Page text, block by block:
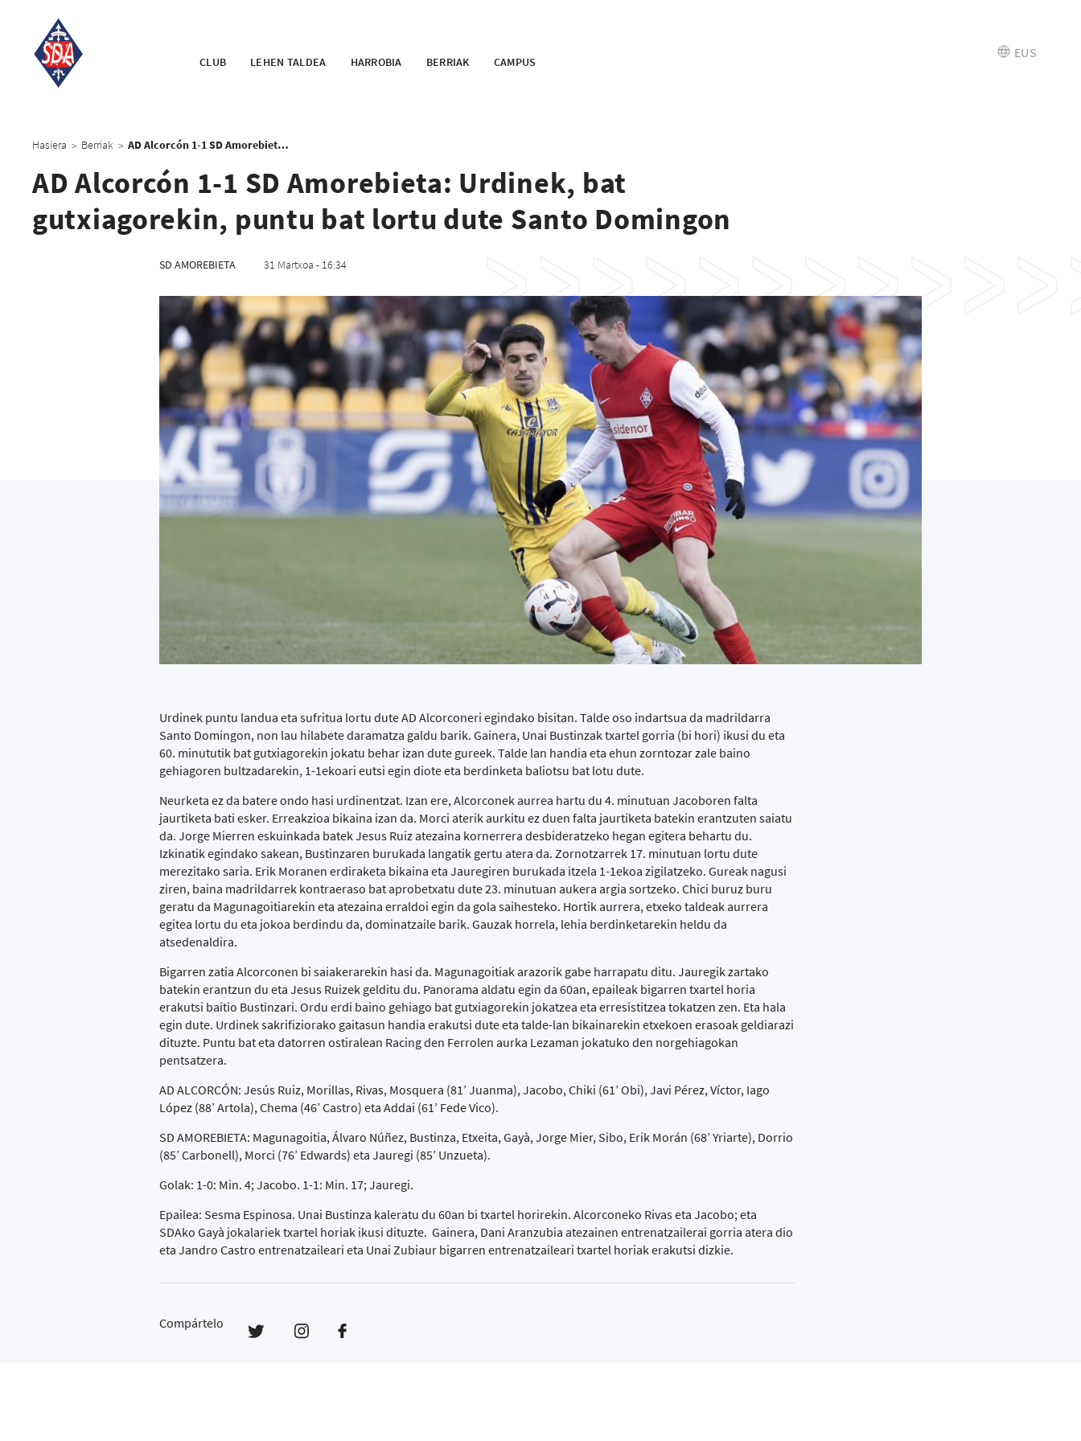
CLUB LEHEN TALDEA HARROBIA BERRIAK CAMPUS
EUS
Hasiera > Berriak > AD Alcorcón 1-1 SD Amorebieta: Urdinek, bat gutxiagorekin, puntu bat lortu dute Santo Domingon
AD Alcorcón 1-1 SD Amorebieta: Urdinek, bat
gutxiagorekin, puntu bat lortu dute Santo Domingon
SD AMOREBIETA 31 Martxoa - 16:34
Urdinek puntu landua eta sufritua lortu dute AD Alcorconeri egindako bisitan. Talde oso indartsua da madrildarra
Santo Domingon, non lau hilabete daramatza galdu barik. Gainera, Unai Bustinzak txartel gorria (bi hori) ikusi du eta
60. minututik bat gutxiagorekin jokatu behar izan dute gureek. Talde lan handia eta ehun zorntozar zale baino
gehiagoren bultzadarekin, 1-1ekoari eutsi egin diote eta berdinketa baliotsu bat lotu dute.
Neurketa ez da batere ondo hasi urdinentzat. Izan ere, Alcorconek aurrea hartu du 4. minutuan Jacoboren falta
jaurtiketa bati esker. Erreakzioa bikaina izan da. Morci aterik aurkitu ez duen falta jaurtiketa batekin erantzuten saiatu
da. Jorge Mierren eskuinkada batek Jesus Ruiz atezaina kornerrera desbideratzeko hegan egitera behartu du.
Izkinatik egindako sakean, Bustinzaren burukada langatik gertu atera da. Zornotzarrek 17. minutuan lortu dute
merezitako saria. Erik Moranen erdiraketa bikaina eta Jauregiren burukada itzela 1-1ekoa zigilatzeko. Gureak nagusi
ziren, baina madrildarrek kontraeraso bat aprobetxatu dute 23. minutuan aukera argia sortzeko. Chici buruz buru
geratu da Magunagoitiarekin eta atezaina erraldoi egin da gola saihesteko. Hortik aurrera, etxeko taldeak aurrera
egitea lortu du eta jokoa berdindu da, dominatzaile barik. Gauzak horrela, lehia berdinketarekin heldu da
atsedenaldira.
Bigarren zatia Alcorconen bi saiakerarekin hasi da. Magunagoitiak arazorik gabe harrapatu ditu. Jauregik zartako
batekin erantzun du eta Jesus Ruizek gelditu du. Panorama aldatu egin da 60an, epaileak bigarren txartel horia
erakutsi baitio Bustinzari. Ordu erdi baino gehiago bat gutxiagorekin jokatzea eta erresistitzea tokatzen zen. Eta hala
egin dute. Urdinek sakrifiziorako gaitasun handia erakutsi dute eta talde-lan bikainarekin etxekoen erasoak geldiarazi
dituzte. Puntu bat eta datorren ostiralean Racing den Ferrolen aurka Lezaman jokatuko den norgehiagokan
pentsatzera.
AD ALCORCÓN: Jesús Ruiz, Morillas, Rivas, Mosquera (81’ Juanma), Jacobo, Chiki (61’ Obi), Javi Pérez, Víctor, Iago
López (88’ Artola), Chema (46’ Castro) eta Addai (61’ Fede Vico).
SD AMOREBIETA: Magunagoitia, Álvaro Núñez, Bustinza, Etxeita, Gayà, Jorge Mier, Sibo, Erik Morán (68’ Yriarte), Dorrio
(85’ Carbonell), Morci (76’ Edwards) eta Jauregi (85’ Unzueta).
Golak: 1-0: Min. 4; Jacobo. 1-1: Min. 17; Jauregi.
Epailea: Sesma Espinosa. Unai Bustinza kaleratu du 60an bi txartel horirekin. Alcorconeko Rivas eta Jacobo; eta
SDAko Gayà jokalariek txartel horiak ikusi dituzte. Gainera, Dani Aranzubia atezainen entrenatzailerai gorria atera dio
eta Jandro Castro entrenatzaileari eta Unai Zubiaur bigarren entrenatzaileari txartel horiak erakutsi dizkie.
Compártelo